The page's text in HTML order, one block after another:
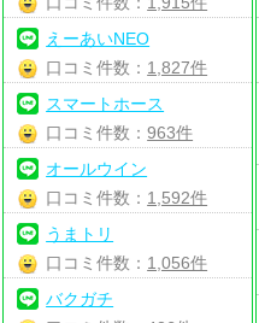
えーあいNEO
口コミ件数： 1,827件
スマートホース
口コミ件数：963件
オールウイン
口コミ件数： 1,592件
うまトリ
口コミ件数： 1,056件
バクガチ